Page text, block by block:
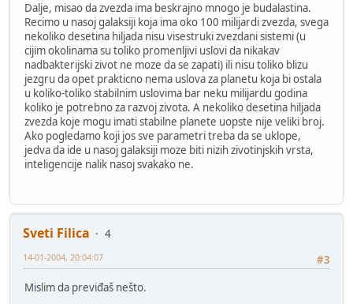
Dalje, misao da zvezda ima beskrajno mnogo je budalastina.
Recimo u nasoj galaksiji koja ima oko 100 milijardi zvezda, svega
nekoliko desetina hiljada nisu visestruki zvezdani sistemi (u
cijim okolinama su toliko promenljivi uslovi da nikakav
nadbakterijski zivot ne moze da se zapati) ili nisu toliko blizu
jezgru da opet prakticno nema uslova za planetu koja bi ostala
u koliko-toliko stabilnim uslovima bar neku milijardu godina
koliko je potrebno za razvoj zivota. A nekoliko desetina hiljada
zvezda koje mogu imati stabilne planete uopste nije veliki broj.
Ako pogledamo koji jos sve parametri treba da se uklope,
jedva da ide u nasoj galaksiji moze biti nizih zivotinjskih vrsta,
inteligencije nalik nasoj svakako ne.
Sveti Filica
4
#3
14-01-2004, 20:04:07
Mislim da previđaš nešto.